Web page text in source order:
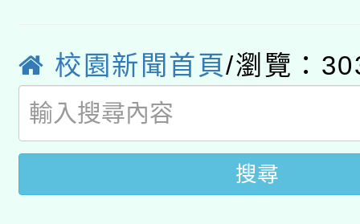
用水績優單位及節水達
動」
桃園市孔廟祈福系列
開 智慧啟航」
2026年桃園地景藝術
校園新聞首頁/瀏覽：
搜尋